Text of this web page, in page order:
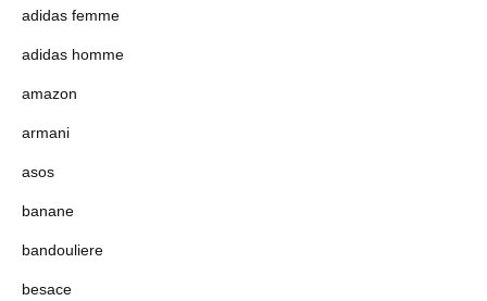
adidas femme
adidas homme
amazon
armani
asos
banane
bandouliere
besace